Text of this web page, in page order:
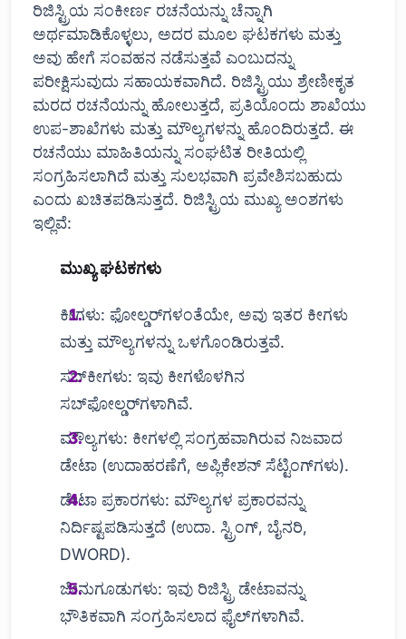
ರಿಜಿಸ್ಟ್ರಿಯ ಸಂಕೀರ್ಣ ರಚನೆಯನ್ನು ಚೆನ್ನಾಗಿ
ಅರ್ಥಮಾಡಿಕೊಳ್ಳಲು, ಅದರ ಮೂಲ ಘಟಕಗಳು ಮತ್ತು
ಅವು ಹೇಗೆ ಸಂವಹನ ನಡೆಸುತ್ತವೆ ಎಂಬುದನ್ನು
ಪರೀಕ್ಷಿಸುವುದು ಸಹಾಯಕವಾಗಿದೆ. ರಿಜಿಸ್ಟ್ರಿಯು ಶ್ರೇಣೀಕೃತ
ಮರದ ರಚನೆಯನ್ನು ಹೋಲುತ್ತದೆ, ಪ್ರತಿಯೊಂದು ಶಾಖೆಯು
ಉಪ-ಶಾಖೆಗಳು ಮತ್ತು ಮೌಲ್ಯಗಳನ್ನು ಹೊಂದಿರುತ್ತದೆ. ಈ
ರಚನೆಯು ಮಾಹಿತಿಯನ್ನು ಸಂಘಟಿತ ರೀತಿಯಲ್ಲಿ
ಸಂಗ್ರಹಿಸಲಾಗಿದೆ ಮತ್ತು ಸುಲಭವಾಗಿ ಪ್ರವೇಶಿಸಬಹುದು
ಎಂದು ಖಚಿತಪಡಿಸುತ್ತದೆ. ರಿಜಿಸ್ಟ್ರಿಯ ಮುಖ್ಯ ಅಂಶಗಳು
ಇಲ್ಲಿವೆ:
ಮುಖ್ಯ ಘಟಕಗಳು
ಕೀಗಳು: ಫೋಲ್ಡರ್‌ಗಳಂತೆಯೇ, ಅವು ಇತರ ಕೀಗಳು
ಮತ್ತು ಮೌಲ್ಯಗಳನ್ನು ಒಳಗೊಂಡಿರುತ್ತವೆ.
ಸಬ್‌ಕೀಗಳು: ಇವು ಕೀಗಳೊಳಗಿನ
ಸಬ್‌ಫೋಲ್ಡರ್‌ಗಳಾಗಿವೆ.
ಮೌಲ್ಯಗಳು: ಕೀಗಳಲ್ಲಿ ಸಂಗ್ರಹವಾಗಿರುವ ನಿಜವಾದ
ಡೇಟಾ (ಉದಾಹರಣೆಗೆ, ಅಪ್ಲಿಕೇಶನ್ ಸೆಟ್ಟಿಂಗ್‌ಗಳು).
ಡೇಟಾ ಪ್ರಕಾರಗಳು: ಮೌಲ್ಯಗಳ ಪ್ರಕಾರವನ್ನು
ನಿರ್ದಿಷ್ಟಪಡಿಸುತ್ತದೆ (ಉದಾ. ಸ್ಟ್ರಿಂಗ್, ಬೈನರಿ,
DWORD).
ಜೇನುಗೂಡುಗಳು: ಇವು ರಿಜಿಸ್ಟ್ರಿ ಡೇಟಾವನ್ನು
ಭೌತಿಕವಾಗಿ ಸಂಗ್ರಹಿಸಲಾದ ಫೈಲ್‌ಗಳಾಗಿವೆ.